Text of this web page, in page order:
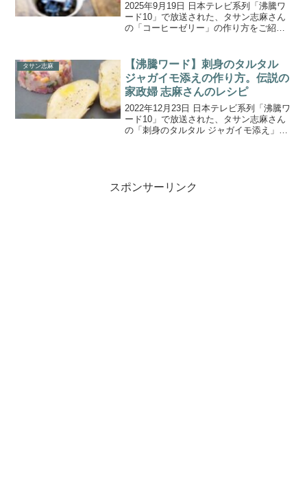
2025年9月19日 日本テレビ系列「沸騰ワ
ード10」で放送された、タサン志麻さん
の「コーヒーゼリー」の作り方をご紹介
の古民家を再生中！今回は土屋アンナさ
んとタイム...
タサン志麻
【沸騰ワード】刺身のタルタル
ジャガイモ添えの作り方。伝説の
家政婦 志麻さんのレシピ
2022年12月23日 日本テレビ系列「沸騰ワ
ード10」で放送された、タサン志麻さん
の「刺身のタルタル ジャガイモ添え」の
スポンサーリンク